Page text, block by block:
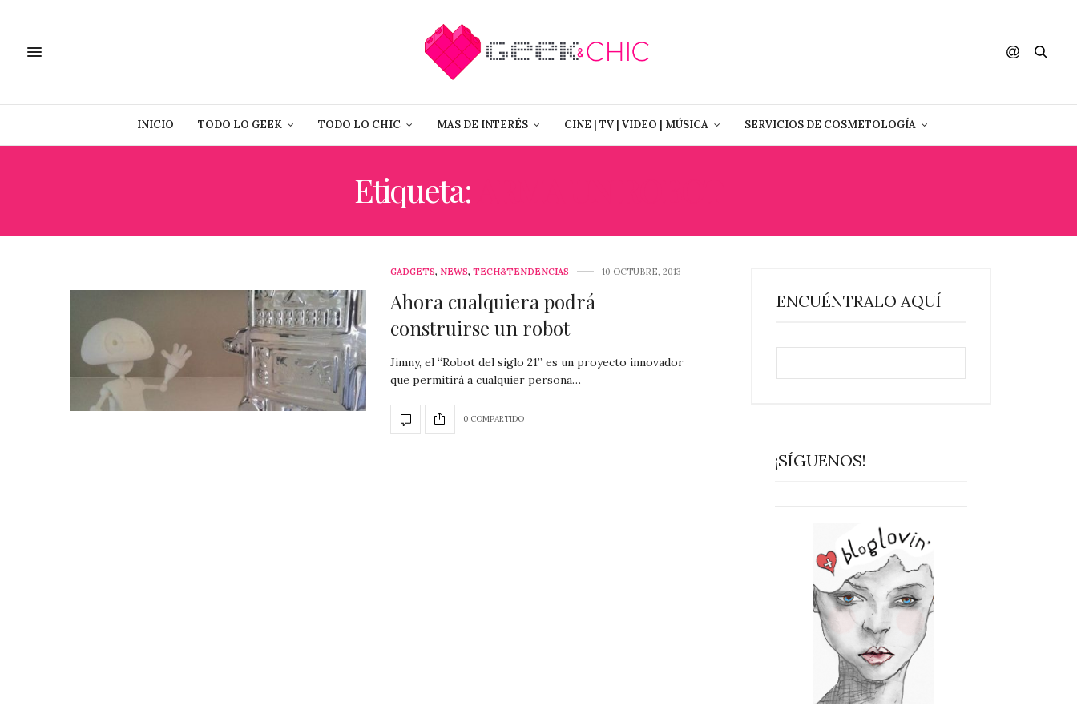
INICIO TODO LO GEEK TODO LO CHIC MAS DE INTERÉS CINE | TV | VIDEO | MÚSICA SERVICIOS DE COSMETOLOGÍA
Etiqueta:
GADGETS, NEWS, TECH&TENDENCIAS 10 OCTUBRE, 2013
Ahora cualquiera podrá
construirse un robot
Jimny, el “Robot del siglo 21” es un proyecto innovador
que permitirá a cualquier persona…
0 COMPARTIDO
ENCUÉNTRALO AQUÍ
¡SÍGUENOS!